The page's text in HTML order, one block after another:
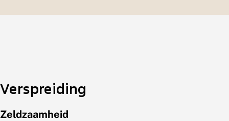
Verspreiding
Zeldzaamheid